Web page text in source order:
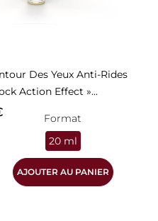
Des Yeux Anti-Rides
Action Effect »...
Format
20 ml
AJOUTER AU PANIER